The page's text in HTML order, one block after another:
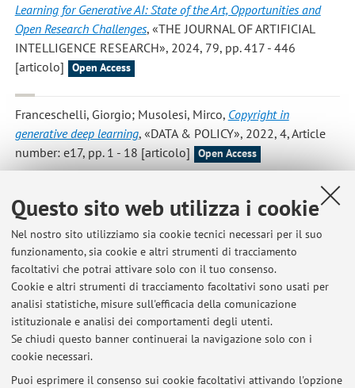
Questo sito web utilizza i cookie
Nel nostro sito utilizziamo sia cookie tecnici necessari per il suo
funzionamento, sia cookie e altri strumenti di tracciamento
facoltativi che potrai attivare solo con il tuo consenso.
Cookie e altri strumenti di tracciamento facoltativi sono usati per
analisi statistiche, misure sull'efficacia della comunicazione
istituzionale e analisi dei comportamenti degli utenti.
Se chiudi questo banner continuerai la navigazione solo con i
cookie necessari.
Puoi esprimere il consenso sui cookie facoltativi attivando l'opzione
Learning for Generative AI: State of the Art, Opportunities and
Open Research Challenges, «THE JOURNAL OF ARTIFICIAL
INTELLIGENCE RESEARCH», 2024, 79, pp. 417 - 446
[articolo]
Open Access
Franceschelli, Giorgio; Musolesi, Mirco, Copyright in
generative deep learning, «DATA & POLICY», 2022, 4, Article
number: e17, pp. 1 - 18 [articolo]
Open Access
Franceschelli, Giorgio; Musolesi, Mirco
DeepCreativity:
measuring creativity with deep learning techniques,
«INTELLIGENZA ARTIFICIALE», 2022, 16, pp. 151 - 163
[articolo] Open Access
Pubblicazioni antecedenti il 2004